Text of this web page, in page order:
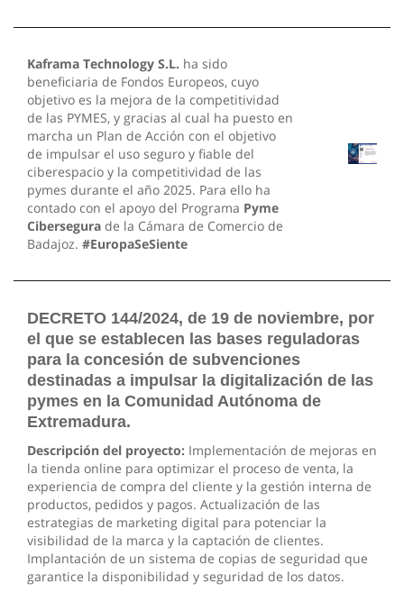
Kaframa Technology S.L. ha sido
beneficiaria de Fondos Europeos, cuyo
objetivo es la mejora de la competitividad
de las PYMES, y gracias al cual ha puesto en
marcha un Plan de Acción con el objetivo
de impulsar el uso seguro y fiable del
ciberespacio y la competitividad de las
pymes durante el año 2025. Para ello ha
contado con el apoyo del Programa Pyme
Cibersegura de la Cámara de Comercio de
Badajoz. #EuropaSeSiente
DECRETO 144/2024, de 19 de noviembre, por
el que se establecen las bases reguladoras
para la concesión de subvenciones
destinadas a impulsar la digitalización de las
pymes en la Comunidad Autónoma de
Extremadura.
Descripción del proyecto: Implementación de mejoras en
la tienda online para optimizar el proceso de venta, la
experiencia de compra del cliente y la gestión interna de
productos, pedidos y pagos. Actualización de las
estrategias de marketing digital para potenciar la
visibilidad de la marca y la captación de clientes.
Implantación de un sistema de copias de seguridad que
garantice la disponibilidad y seguridad de los datos.